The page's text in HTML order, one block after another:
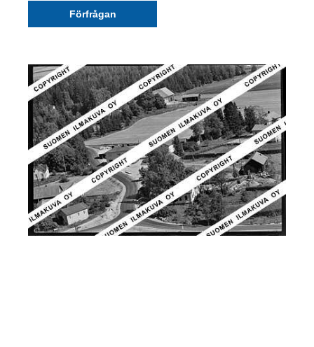
Förfrågan